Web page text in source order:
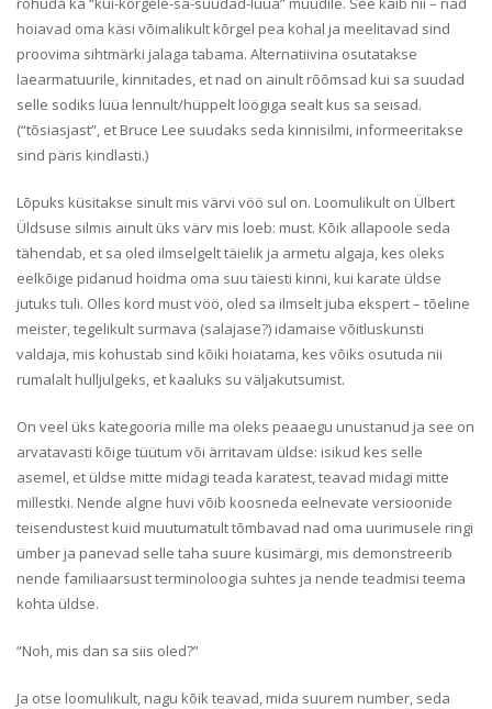
hoiavad oma käsi võimalikult kõrgel pea kohal ja meelitavad sind
proovima sihtmärki jalaga tabama. Alternatiivina osutatakse
laearmatuurile, kinnitades, et nad on ainult rõõmsad kui sa suudad
selle sodiks lüüa lennult/hüppelt löögiga sealt kus sa seisad.
(“tõsiasjast”, et Bruce Lee suudaks seda kinnisilmi, informeeritakse
sind päris kindlasti.)
Lõpuks küsitakse sinult mis värvi vöö sul on. Loomulikult on Ülbert
Üldsuse silmis ainult üks värv mis loeb: must. Kõik allapoole seda
tähendab, et sa oled ilmselgelt täielik ja armetu algaja, kes oleks
eelkõige pidanud hoidma oma suu täiesti kinni, kui karate üldse
jutuks tuli. Olles kord must vöö, oled sa ilmselt juba ekspert – tõeline
meister, tegelikult surmava (salajase?) idamaise võitluskunsti
valdaja, mis kohustab sind kõiki hoiatama, kes võiks osutuda nii
rumalalt hulljulgeks, et kaaluks su väljakutsumist.
On veel üks kategooria mille ma oleks peaaegu unustanud ja see on
arvatavasti kõige tüütum või ärritavam üldse: isikud kes selle
asemel, et üldse mitte midagi teada karatest, teavad midagi mitte
millestki. Nende algne huvi võib koosneda eelnevate versioonide
teisendustest kuid muutumatult tõmbavad nad oma uurimusele ringi
ümber ja panevad selle taha suure küsimärgi, mis demonstreerib
nende familiaarsust terminoloogia suhtes ja nende teadmisi teema
kohta üldse.
“Noh, mis dan sa siis oled?”
Ja otse loomulikult, nagu kõik teavad, mida suurem number, seda